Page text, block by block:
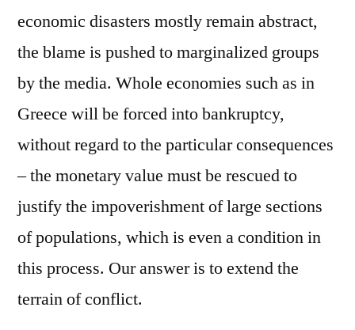
economic disasters mostly remain abstract,
the blame is pushed to marginalized groups
by the media. Whole economies such as in
Greece will be forced into bankruptcy,
without regard to the particular consequences
– the monetary value must be rescued to
justify the impoverishment of large sections
of populations, which is even a condition in
this process. Our answer is to extend the
terrain of conflict.